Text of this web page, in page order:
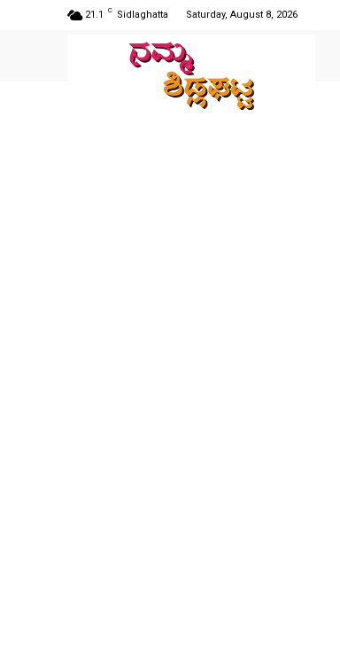
21.1 C Sidlaghatta Saturday, August 8, 2026